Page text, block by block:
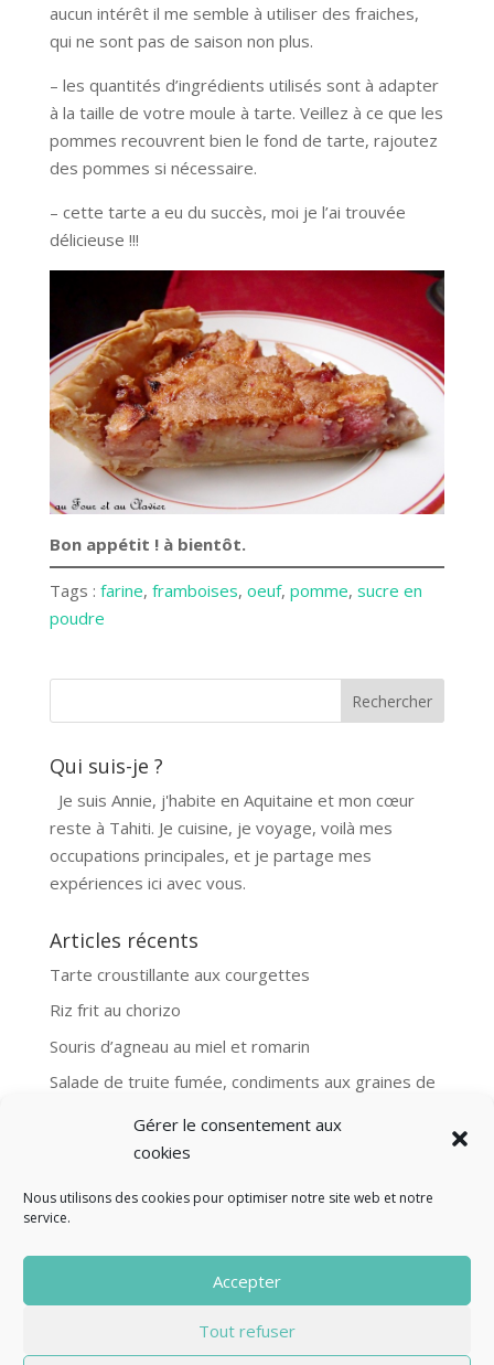
Gérer le consentement aux
cookies
Nous utilisons des cookies pour optimiser notre site web et notre
service.
Accepter
Tout refuser
aucun intérêt il me semble à utiliser des fraiches,
qui ne sont pas de saison non plus.
– les quantités d’ingrédients utilisés sont à adapter
à la taille de votre moule à tarte. Veillez à ce que les
pommes recouvrent bien le fond de tarte, rajoutez
des pommes si nécessaire.
– cette tarte a eu du succès, moi je l’ai trouvée
délicieuse !!!
Bon appétit ! à bientôt.
Tags : farine, framboises, oeuf, pomme, sucre en
poudre
Qui suis-je ?
Je suis Annie, j'habite en Aquitaine et mon cœur
reste à Tahiti. Je cuisine, je voyage, voilà mes
occupations principales, et je partage mes
expériences ici avec vous.
Articles récents
Tarte croustillante aux courgettes
Riz frit au chorizo
Souris d’agneau au miel et romarin
Salade de truite fumée, condiments aux graines de
Aubergines et boulgour, recette Ottolenghi
Mentions légales
Politique de confidentialité
Contact